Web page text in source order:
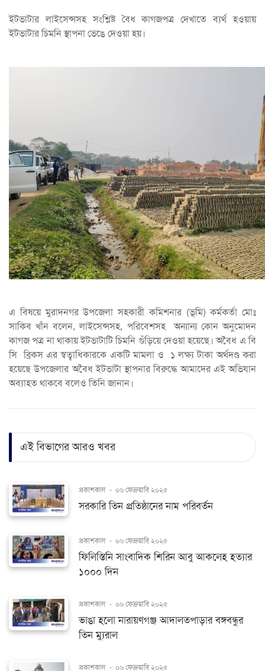
ইটভাটার লাইসেন্সসহ সংশ্লিষ্ট বৈধ কাগজপত্র দেখাতে ব্যর্থ হওয়ায়
ইটভাটার চিমনি স্থাপনা ভেঙে দেওয়া হয়।
এ বিষয়ে মুরাদনগর উপজেলা সহকারী কমিশনার (ভূমি) কর্মকর্তা মোঃ
সাকিব খাঁন বলেন, লাইসেন্সসহ, পরিবেশসহ অন্যান্য কোন অনুমোদন
কাগজ পত্র না থাকায় ইটভাটাটি চিমনি গুঁড়িয়ে দেওয়া হয়েছে। অবৈধ এ বি
সি ব্রিকস এর স্বত্বাধিকারকে একটি মামলা ও ১ লক্ষ্য টাকা অর্থদণ্ড করা
হয়েছে উপজেলার অবৈধ ইটভাটা স্থাপনার বিরুদ্ধে আমাদের এই অভিযান
অব্যাহত থাকবে বলেও তিনি জানান।
এই বিভাগের আরও খবর
প্রকাশকাল - ০৬ ফেব্রুয়ারি ২০২৫
সরকারি তিন প্রতিষ্ঠানের নাম পরিবর্তন
প্রকাশকাল - ০৬ ফেব্রুয়ারি ২০২৫
ফিলিস্তিনি সাংবাদিক শিরিন আবু আকলেহ হত্যার
১০০০ দিন
প্রকাশকাল - ০৬ ফেব্রুয়ারি ২০২৫
ভাঙা হলো নারায়ণগঞ্জ আদালতপাড়ার বঙ্গবন্ধুর
তিন ম্যুরাল
প্রকাশকাল - ০৬ ফেব্রুয়ারি ২০২৫